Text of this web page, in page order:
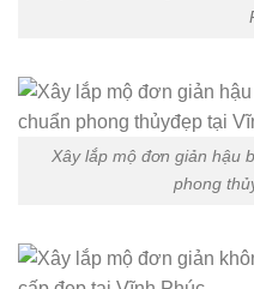
Xây lắp mộ đơn giản hậu
phong